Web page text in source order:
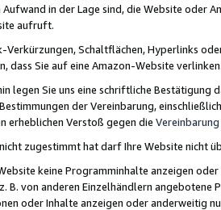
in der Lage sind, die Website oder
aufruft.
Verkürzungen, Schaltflächen, Hyperlinks
dass Sie auf eine Amazon-Website
legen Sie uns eine schriftliche
der Vereinbarung,
erheblichen Verstoß gegen die Vereinbarung
zugestimmt hat darf Ihre Website nicht
keine Programminhalte anzeigen
B. von anderen Einzelhändlern
oder Inhalte anzeigen oder anderweitig